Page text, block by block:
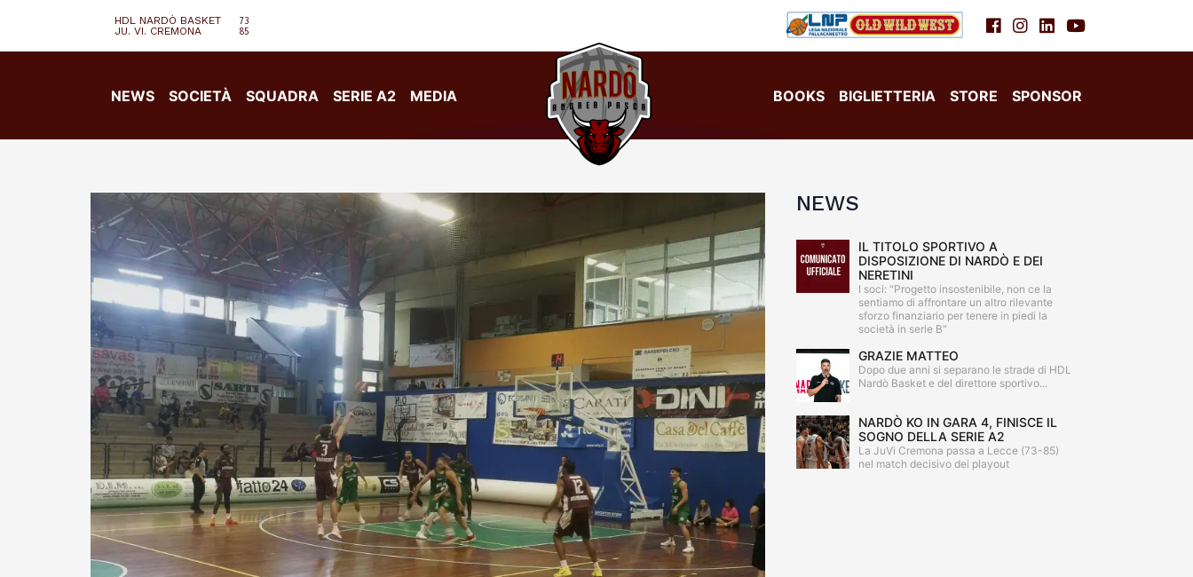
HDL NARDÒ BASKET
JU. VI. CREMONA
73
85
NEWS SOCIETÀ SQUADRA SERIE A2 MEDIA BOOKS BIGLIETTERIA STORE SPONSOR
NEWS
IL TITOLO SPORTIVO A
DISPOSIZIONE DI NARDÒ E DEI
NERETINI
I soci: "Progetto insostenibile, non ce la
sentiamo di affrontare un altro rilevante
sforzo finanziario per tenere in piedi la
società in serie B"
GRAZIE MATTEO
Dopo due anni si separano le strade di HDL
Nardò Basket e del direttore sportivo...
NARDÒ KO IN GARA 4, FINISCE IL
SOGNO DELLA SERIE A2
La JuVi Cremona passa a Lecce (73-85)
nel match decisivo dei playout